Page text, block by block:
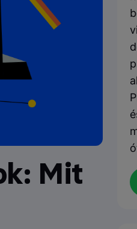
Mit